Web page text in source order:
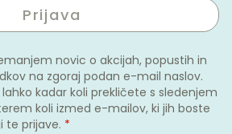
novic o akcijah, popustih in
na zgoraj podan e-mail naslov.
kadar koli prekličete s sledenjem
koli izmed e-mailov, ki jih boste
te prijave. *